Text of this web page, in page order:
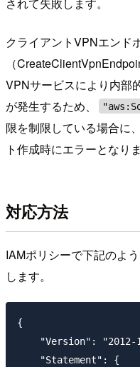
クライアントVPNエンド
（
VPNサービスにより内部
が発生するため、
限を制限している場合に
ト作成時にエラーとなりま
対応方法
IAMポリシーで下記のよ
します。
{
"Version": "2012-
    "Statement": {